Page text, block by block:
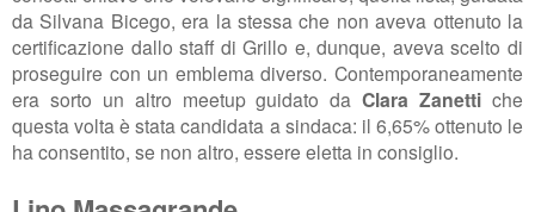
da Silvana Bicego, era la stessa che non aveva ottenuto la
certificazione dallo staff di Grillo e, dunque, aveva scelto di
proseguire con un emblema diverso. Contemporaneamente
era sorto un altro meetup guidato daClara Zanetti che
questa volta è stata candidata a sindaca: il 6,65% ottenuto le
ha consentito, se non altro, essere eletta in consiglio.